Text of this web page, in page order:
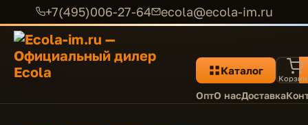
+7(495)006-27-64 ecola@ecola-im.ru
Каталог
ОптО насДоставка